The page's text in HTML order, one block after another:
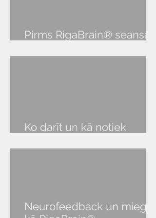
Pirms RigaBrain® seansa
Ko darīt un kā notiek
Neurofeedback un miegs: